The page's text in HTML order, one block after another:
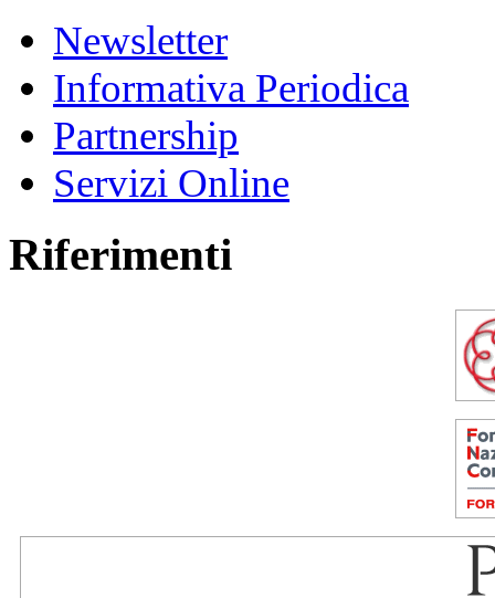
Newsletter
Informativa Periodica
Partnership
Servizi Online
Riferimenti